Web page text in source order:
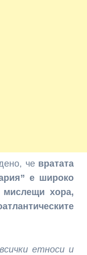
че вратата
е широко
мислещи хора,
етноси и